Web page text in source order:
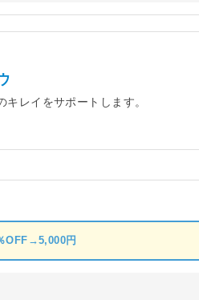
レイをサポートします。
OFF→5,000円